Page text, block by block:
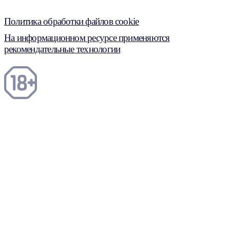
Политика обработки файлов cookie
На информационном ресурсе применяются
рекомендательные технологии